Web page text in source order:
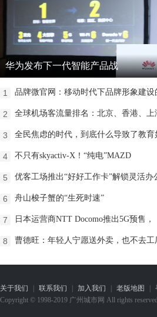
华为发布下一代智能产品战
1 品牌微官网：移动时代下品牌形象建设
2 全球机场客流量排名：北京、香港、上
3 全民焦虑的时代，到底什么导致了教育
4 不只有skyactiv-X！“纯电”MAZD
5 优客工场推出“好好工作卡”解锁灵活办
6 舟山梭子蟹的“生死时速”
7 日本运营商NTT Docomo推出5G预售，
8 曹德旺：年轻人宁愿送外卖，也不去工
关于我们 | 联系我们 | 加入我们 | 老版地图 |
Copyright © 1998-2019 广州城市网 All rights reserved.